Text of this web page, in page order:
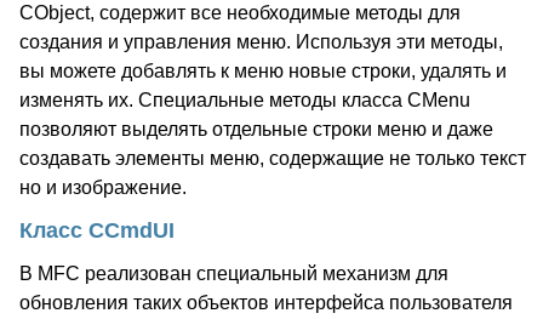
CObject, содержит все необходимые методы для
создания и управления меню. Используя эти методы,
вы можете добавлять к меню новые строки, удалять и
изменять их. Специальные методы класса CMenu
позволяют выделять отдельные строки меню и даже
создавать элементы меню, содержащие не только текст
но и изображение.
Класс CCmdUI
В MFC реализован специальный механизм для
обновления таких объектов интерфейса пользователя